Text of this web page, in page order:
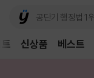
신상품 베스트